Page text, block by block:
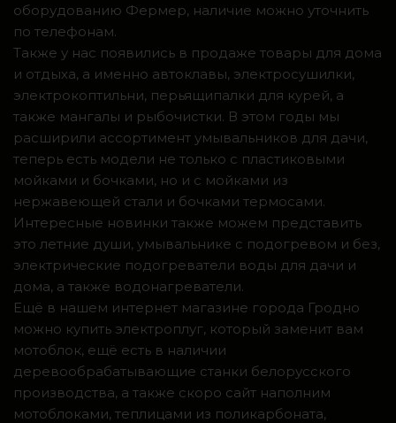
оборудованию Фермер, наличие можно уточнить
по телефонам.
Также у нас появились в продаже товары для дома
и отдыха, а именно автоклавы, электросушилки,
электрокоптильни, перьящипалки для курей, а
также мангалы и рыбочистки. В этом годы мы
расширили ассортимент умывальников для дачи,
теперь есть модели не только с пластиковыми
мойками и бочками, но и с мойками из
нержавеющей стали и бочками термосами.
Интересные новинки также можем представить
это летние души, умывальнике с подогревом и без,
электрические подогреватели воды для дачи и
дома, а также водонагреватели.
Ещё в нашем интернет магазине города Гродно
можно купить электроплуг, который заменит вам
мотоблок, ещё есть в наличии
деревообрабатывающие станки белорусского
производства, а также скоро сайт наполним
мотоблоками, теплицами из поликарбоната,